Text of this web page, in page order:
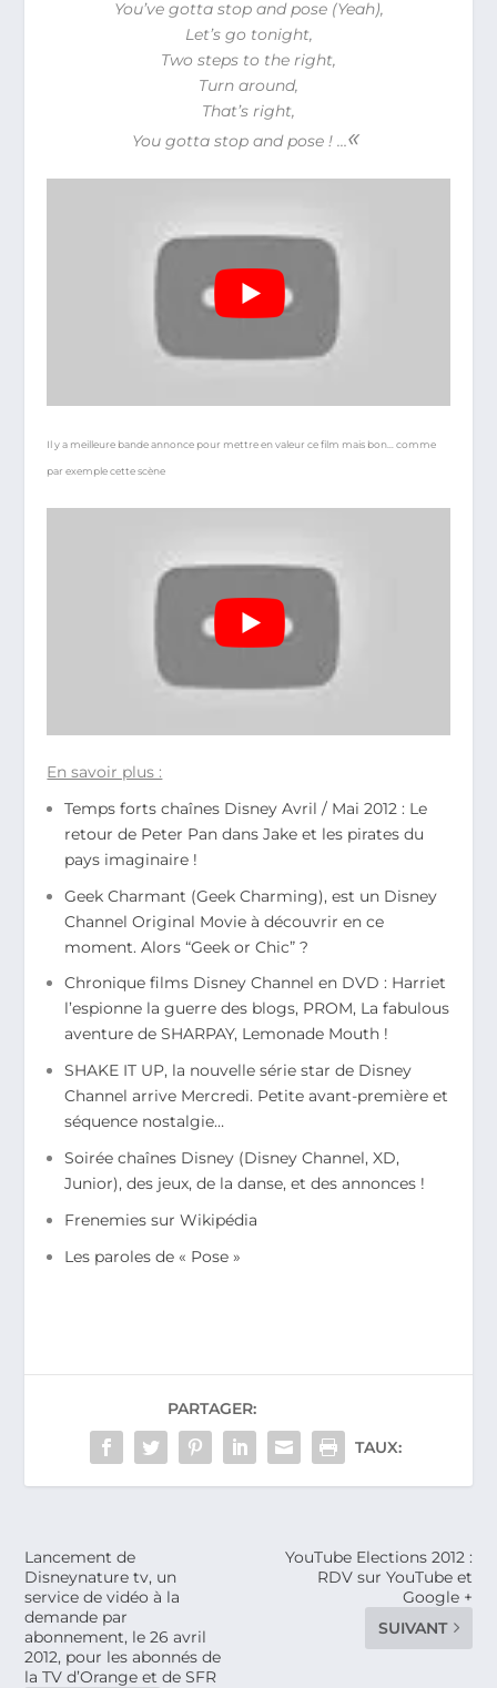
You’ve gotta stop and pose (Yeah),
Let’s go tonight,
Two steps to the right,
Turn around,
That’s right,
You gotta stop and pose ! …«
Il y a meilleure bande annonce pour mettre en valeur ce film mais bon… comme
par exemple cette scène
En savoir plus :
Temps forts chaînes Disney Avril / Mai 2012 : Le
retour de Peter Pan dans Jake et les pirates du
pays imaginaire !
Geek Charmant (Geek Charming), est un Disney
Channel Original Movie à découvrir en ce
moment. Alors “Geek or Chic” ?
Chronique films Disney Channel en DVD : Harriet
l’espionne la guerre des blogs, PROM, La fabulous
aventure de SHARPAY, Lemonade Mouth !
SHAKE IT UP, la nouvelle série star de Disney
Channel arrive Mercredi. Petite avant-première et
séquence nostalgie…
Soirée chaînes Disney (Disney Channel, XD,
Junior), des jeux, de la danse, et des annonces !
Frenemies sur Wikipédia
Les paroles de « Pose »
PARTAGER:
TAUX:
Lancement de
Disneynature tv, un
service de vidéo à la
demande par
abonnement, le 26 avril
2012, pour les abonnés de
la TV d’Orange et de SFR
YouTube Elections 2012 :
RDV sur YouTube et
Google +
SUIVANT